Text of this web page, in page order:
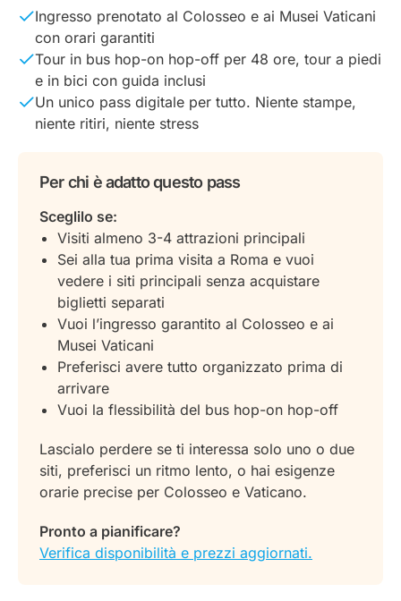
Ingresso prenotato al Colosseo e ai Musei Vaticani
con orari garantiti
Tour in bus hop-on hop-off per 48 ore, tour a piedi
e in bici con guida inclusi
Un unico pass digitale per tutto. Niente stampe,
niente ritiri, niente stress
Per chi è adatto questo pass
Sceglilo se:
Visiti almeno 3-4 attrazioni principali
Sei alla tua prima visita a Roma e vuoi
vedere i siti principali senza acquistare
biglietti separati
Vuoi l’ingresso garantito al Colosseo e ai
Musei Vaticani
Preferisci avere tutto organizzato prima di
arrivare
Vuoi la flessibilità del bus hop-on hop-off
Lascialo perdere se ti interessa solo uno o due
siti, preferisci un ritmo lento, o hai esigenze
orarie precise per Colosseo e Vaticano.
Pronto a pianificare?
Verifica disponibilità e prezzi aggiornati.